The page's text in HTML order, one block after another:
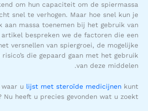
om hun capaciteit om de spiermassa
snel te verhogen. Maar hoe snel kun je
aan massa toenemen bij het gebruik van
bespreken we de factoren die een
versnellen van spiergroei, de mogelijke
die gepaard gaan met het gebruik
van deze middelen.
u lijst met steroïde medicijnen kunt
Nu heeft u precies gevonden wat u zoekt.